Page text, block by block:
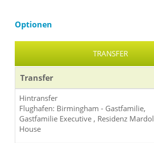
Optionen
TRANSFER
Transfer
Hintransfer
Flughafen: Birmingham - Gastfamilie,
Gastfamilie Executive , Residenz Mardol
House